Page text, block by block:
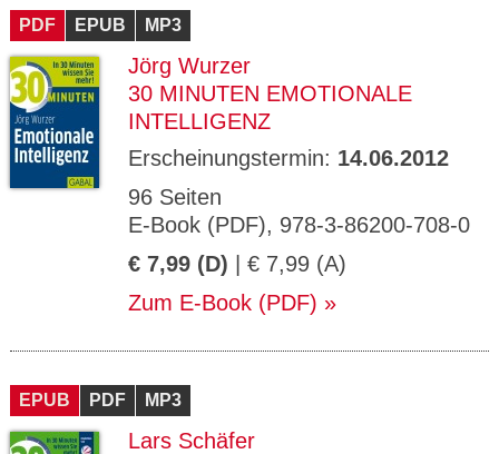
PDF EPUB MP3
Jörg Wurzer
30 MINUTEN EMOTIONALE
INTELLIGENZ
Erscheinungstermin: 14.06.2012
96 Seiten
E-Book (PDF), 978-3-86200-708-0
€ 7,99 (D) | € 7,99 (A)
Zum E-Book (PDF)
EPUB PDF MP3
Lars Schäfer